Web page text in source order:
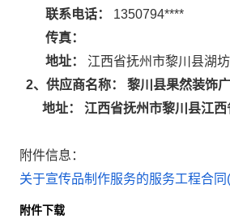
联系电话：
1350794****
传真：
地址：
江西省抚州市黎川县湖
2、供应商名称： 黎川县果然装饰
地址： 江西省抚州市黎川县江
附件信息：
关于宣传品制作服务的服务工程合
附件下载